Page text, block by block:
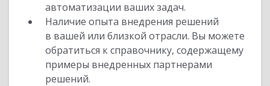
автоматизации ваших задач.
Наличие опыта внедрения решений
в вашей или близкой отрасли. Вы можете
обратиться к справочнику, содержащему
примеры внедренных партнерами
решений.